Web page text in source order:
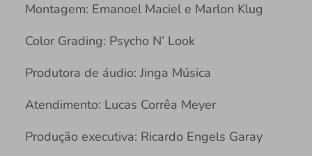
Montagem: Emanoel Maciel e Marlon Klug
Color Grading: Psycho N’ Look
Produtora de áudio: Jinga Música
Atendimento: Lucas Corrêa Meyer
Produção executiva: Ricardo Engels Garay